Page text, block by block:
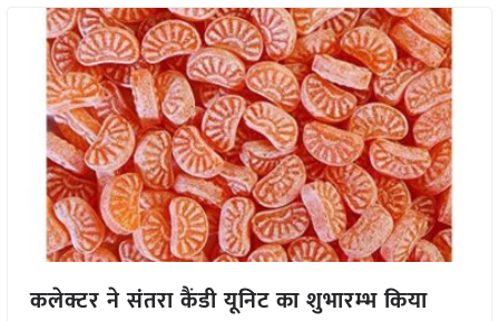
कलेक्टर ने संतरा कैंडी यूनिट का शुभारम्भ किया